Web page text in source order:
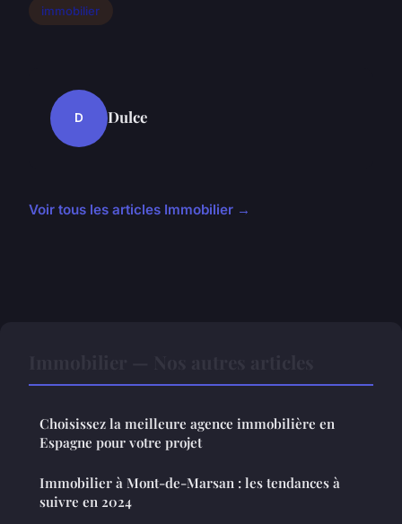
immobilier
D Dulce
Voir tous les articles Immobilier →
Choisissez la meilleure agence immobilière en
Espagne pour votre projet
Immobilier à Mont-de-Marsan : les tendances à
suivre en 2024